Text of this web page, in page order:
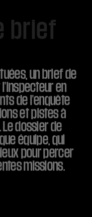
brief
un brief de
en
de l'enquête
et pistes à
dossier de
équipe, qui
pour percer
missions.